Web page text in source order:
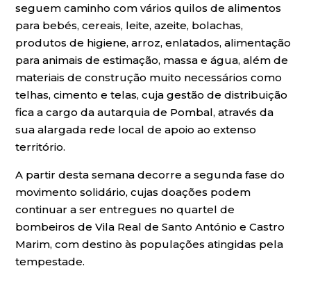
seguem caminho com vários quilos de alimentos
para bebés, cereais, leite, azeite, bolachas,
produtos de higiene, arroz, enlatados, alimentação
para animais de estimação, massa e água, além de
materiais de construção muito necessários como
telhas, cimento e telas, cuja gestão de distribuição
fica a cargo da autarquia de Pombal, através da
sua alargada rede local de apoio ao extenso
território.
A partir desta semana decorre a segunda fase do
movimento solidário, cujas doações podem
continuar a ser entregues no quartel de
bombeiros de Vila Real de Santo António e Castro
Marim, com destino às populações atingidas pela
tempestade.